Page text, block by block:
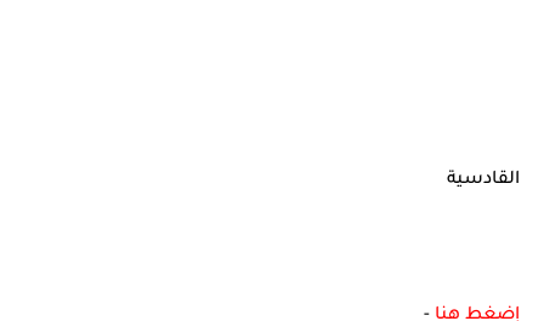
القادسية
إضغط هنا -